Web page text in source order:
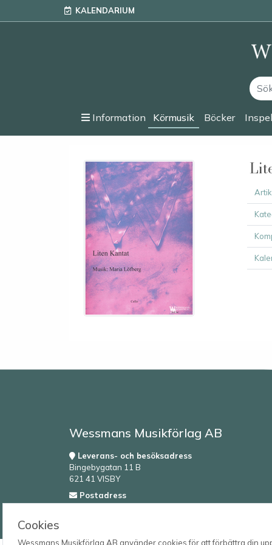
KALENDARIUM
Information Körmusik Böcker
Cookies
Wessmans Musikförlag AB använder cookies för att förbättra din
Wessmans Musikförlag AB
Leverans- och besöksadress
Bingebygatan 11 B
621 41 VISBY
Postadress
Box 1253